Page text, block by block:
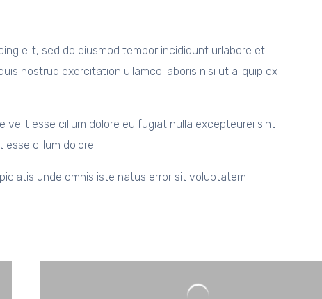
elit, sed do eiusmod tempor incididunt urlabore et
nostrud exercitation ullamco laboris nisi ut aliquip ex
velit esse cillum dolore eu fugiat nulla excepteurei sint
cillum dolore.
unde omnis iste natus error sit voluptatem